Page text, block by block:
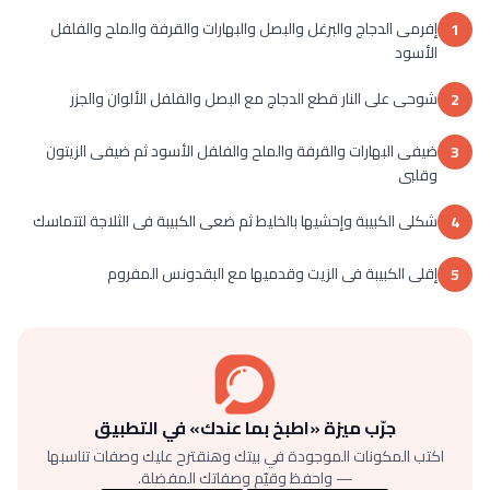
1 إفرمى الدجاج والبرغل والبصل والبهارات والقرفة والملح والفلفل
الأسود
2 شوحى على النار قطع الدجاج مع البصل والفلفل الألوان والجزر
3 ضيفى البهارات والقرفة والملح والفلفل الأسود ثم ضيفى الزيتون
وقلبى
4 شكلى الكبيبة وإحشيها بالخليط ثم ضعى الكبيبة فى الثلاجة لتتماسك
5 إقلى الكبيبة فى الزيت وقدميها مع البقدونس المفروم
جرّب ميزة «اطبخ بما عندك» في التطبيق
اكتب المكونات الموجودة في بيتك وهنقترح عليك وصفات تناسبها
— واحفظ وقيّم وصفاتك المفضلة.